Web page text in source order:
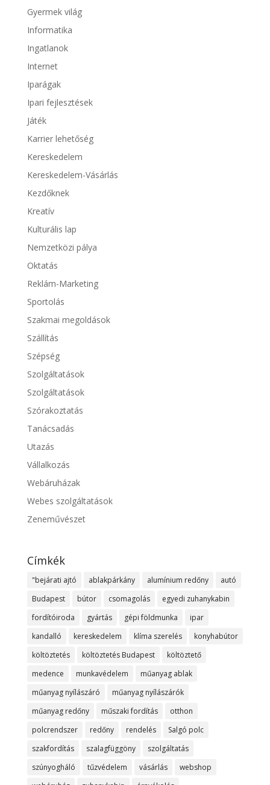
Gyermek világ
Informatika
Ingatlanok
Internet
Iparágak
Ipari fejlesztések
Játék
Karrier lehetőség
Kereskedelem
Kereskedelem-Vásárlás
Kezdőknek
Kreatív
Kulturális lap
Nemzetközi pálya
Oktatás
Reklám-Marketing
Sportolás
Szakmai megoldások
Szállítás
Szépség
Szolgáltatások
Szolgáltatások
Szórakoztatás
Tanácsadás
Utazás
Vállalkozás
Webáruházak
Webes szolgáltatások
Zeneművészet
Címkék
"bejárati ajtó ablakpárkány alumínium redőny
autó
Budapest
bútor csomagolás
egyedi zuhanykabin
fordítóiroda
gyártás gépi földmunka
ipar
kandalló
kereskedelem klíma szerelés
konyhabútor
költöztetés
költöztetés Budapest
költöztető
medence
munkavédelem
műanyag ablak
műanyag nyílászáró
műanyag nyílászárók
műanyag redőny
műszaki fordítás
otthon
polcrendszer
redőny rendelés
Salgó polc
szakfordítás
szalagfüggöny
szolgáltatás
szúnyogháló
tűzvédelem vásárlás
webshop